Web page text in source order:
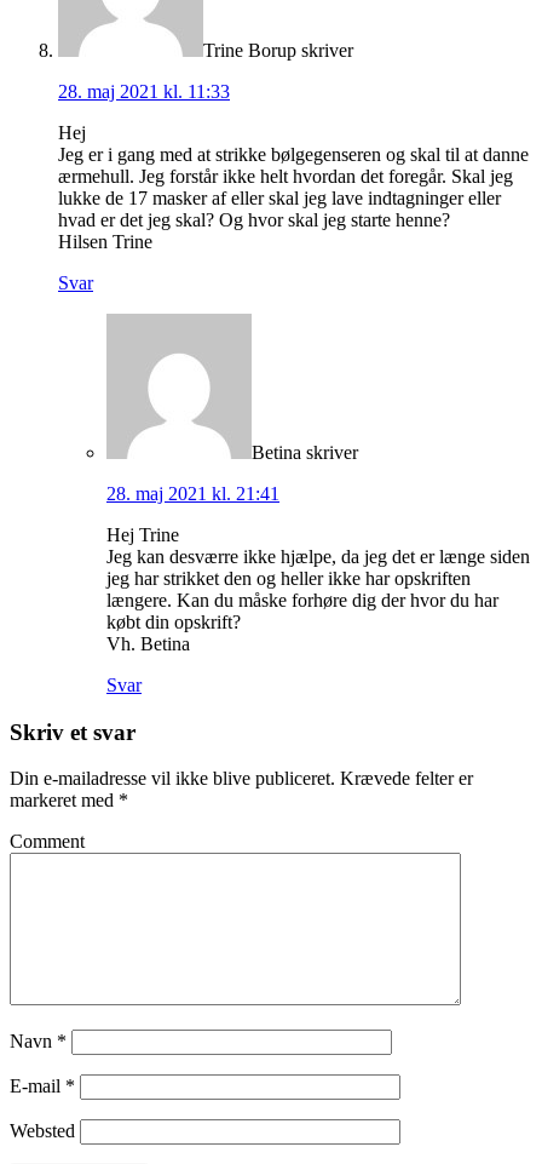
Trine Borup skriver
28. maj 2021 kl. 11:33
Hej
Jeg er i gang med at strikke bølgegenseren og skal til at danne
ærmehull. Jeg forstår ikke helt hvordan det foregår. Skal jeg
lukke de 17 masker af eller skal jeg lave indtagninger eller
hvad er det jeg skal? Og hvor skal jeg starte henne?
Hilsen Trine
Svar
Betina skriver
28. maj 2021 kl. 21:41
Hej Trine
Jeg kan desværre ikke hjælpe, da jeg det er længe siden
jeg har strikket den og heller ikke har opskriften
længere. Kan du måske forhøre dig der hvor du har
købt din opskrift?
Vh. Betina
Svar
Skriv et svar
Din e-mailadresse vil ikke blive publiceret. Krævede felter er
markeret med *
Comment
Navn *
E-mail *
Websted